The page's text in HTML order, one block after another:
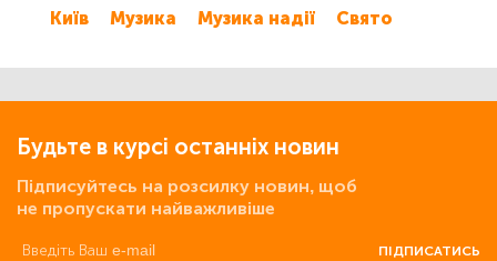
Київ Музика Музика надії Свято
Будьте в курсі останніх новин
Підписуйтесь на розсилку новин, щоб
не пропускати найважливіше
ПІДПИСАТИСЬ